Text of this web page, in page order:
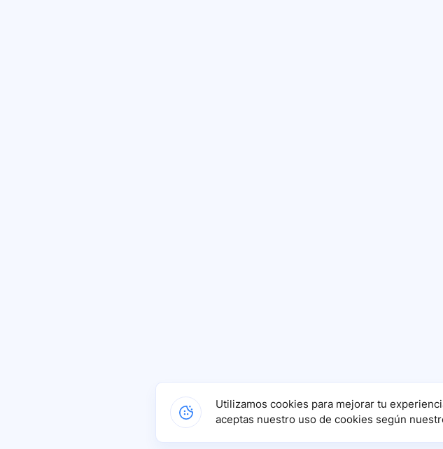
Utilizamos cookies para mejorar tu
aceptas nuestro uso de cookies según